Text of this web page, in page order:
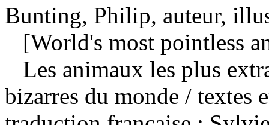
Bunting, Philip, auteur,
[World's most pointless
Les animaux les plus
bizarres du monde / textes